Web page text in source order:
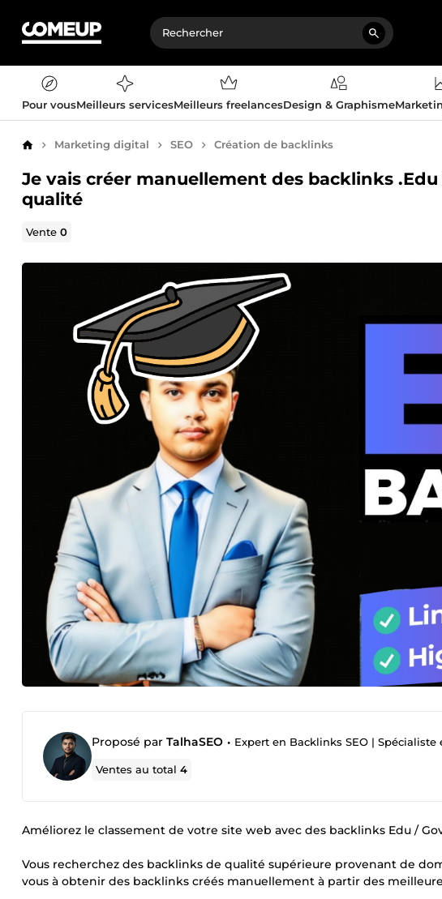
Pour vousMeilleurs servicesMeilleurs freelancesDesign & Graphisme
AccueilMarketing digital SEO Création de backlinks
Je vais créer manuellement des backlinks
qualité
Vente0
Proposé par TalhaSEO • Expert en Backlinks SEO |
Ventes au total4
Améliorez le classement de votre site web avec des backlinks Edu /
Vous recherchez des backlinks de qualité supérieure provenant de
vous à obtenir des backlinks créés manuellement à partir des